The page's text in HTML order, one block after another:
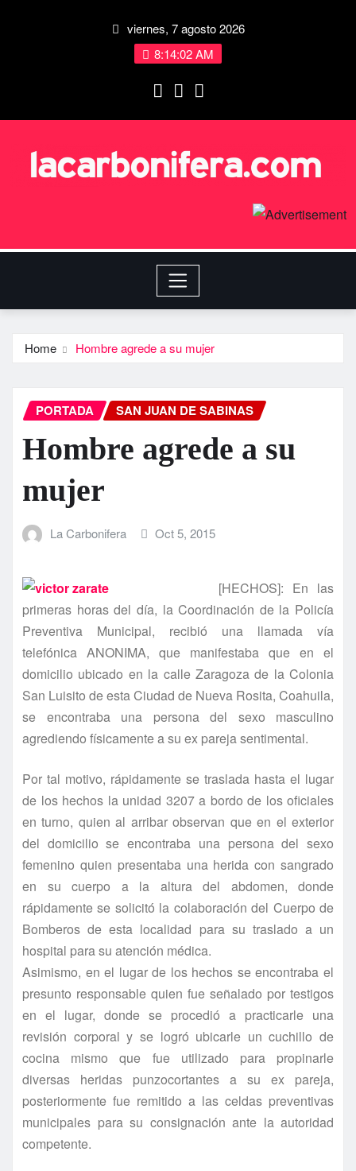
viernes, 7 agosto 2026
8:14:03 AM
Home Hombre agrede a su mujer
PORTADA SAN JUAN DE SABINAS
Hombre agrede a su
mujer
La Carbonifera Oct 5, 2015
[HECHOS]: En las
primeras horas del dí­a, la Coordinación de la Policí­a
Preventiva Municipal, recibió una llamada ví­a
telefónica ANONIMA, que manifestaba que en el
domicilio ubicado en la calle Zaragoza de la Colonia
San Luisito de esta Ciudad de Nueva Rosita, Coahuila,
se encontraba una persona del sexo masculino
agrediendo fí­sicamente a su ex pareja sentimental.
Por tal motivo, rápidamente se traslada hasta el lugar
de los hechos la unidad 3207 a bordo de los oficiales
en turno, quien al arribar observan que en el exterior
del domicilio se encontraba una persona del sexo
femenino quien presentaba una herida con sangrado
en su cuerpo a la altura del abdomen, donde
rápidamente se solicitó la colaboración del Cuerpo de
Bomberos de esta localidad para su traslado a un
hospital para su atención médica.
Asimismo, en el lugar de los hechos se encontraba el
presunto responsable quien fue señalado por testigos
en el lugar, donde se procedió a practicarle una
revisión corporal y se logró ubicarle un cuchillo de
cocina mismo que fue utilizado para propinarle
diversas heridas punzocortantes a su ex pareja,
posteriormente fue remitido a las celdas preventivas
municipales para su consignación ante la autoridad
competente.